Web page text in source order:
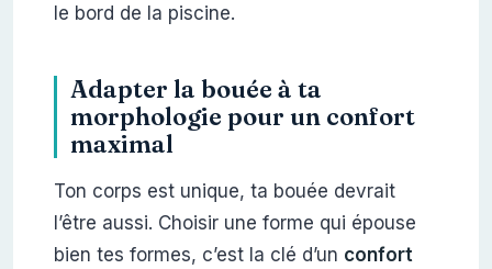
le bord de la piscine.
Adapter la bouée à ta
morphologie pour un confort
maximal
Ton corps est unique, ta bouée devrait
l’être aussi. Choisir une forme qui épouse
bien tes formes, c’est la clé d’un confort